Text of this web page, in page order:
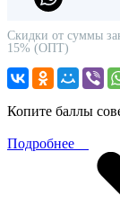
Скидки от суммы
15% (ОПТ)
Копите баллы
Подробнее